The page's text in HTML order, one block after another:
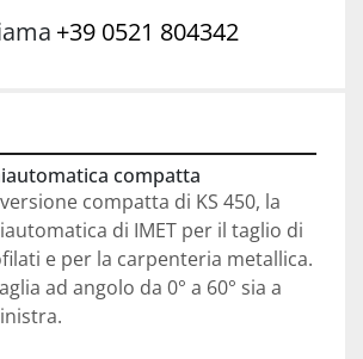
+39 0521 804342
compatta
versione compatta di KS 450, la
di IMET per il taglio di
e per la carpenteria metallica.
ad angolo da 0° a 60° sia a